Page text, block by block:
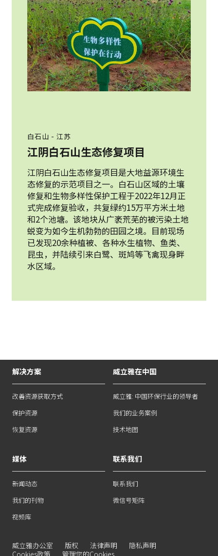
白石山 - 江苏
江阴白石山生态修复项目
江阴白石山生态修复项目是大地益源环境生
态修复的示范项目之一。白石山区域的土壤
修复和生物多样性保护工程于2022年12月正
式完成修复验收，共复绿约15万平方米土地
和2个池塘。该地块从广袤荒芜的被污染土地
蜕变为如今生机勃勃的田园之境。目前现场
已发现20余种植被、各种水生植物、鱼类、
昆虫，并陆续引来白鹭、斑鸠等飞禽现身畔
水区域。
解决方案
改善资源获取方式
保护资源
恢复资源
威立雅在中国
威立雅: 中国环保行业的领导者
我们的业务案例
技术地图
媒体
新闻动态
我们的刊物
视频库
联系我们
联系我们
微信号矩阵
威立雅办公室 版权 法律声明
隐私声明